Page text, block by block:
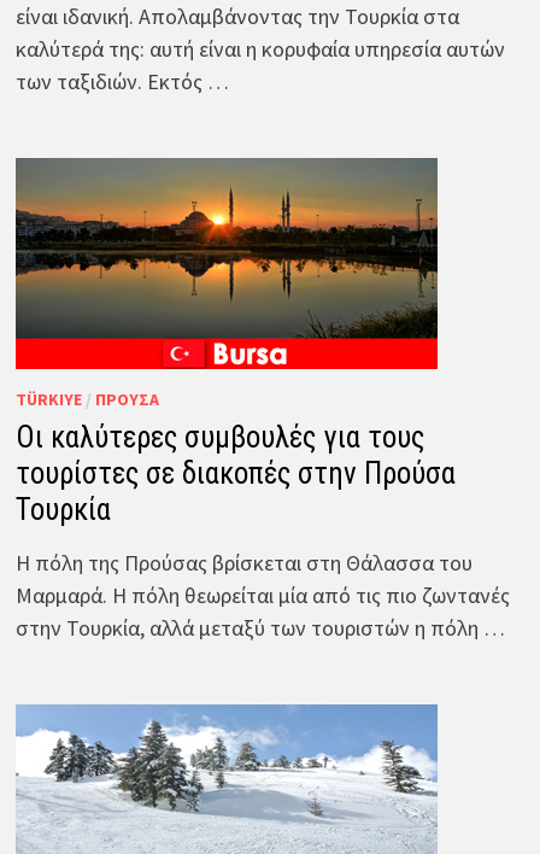
είναι ιδανική. Απολαμβάνοντας την Τουρκία στα
καλύτερά της: αυτή είναι η κορυφαία υπηρεσία αυτών
των ταξιδιών. Εκτός …
TÜRKIYE/ ΠΡΟΎΣΑ
Οι καλύτερες συμβουλές για τους
τουρίστες σε διακοπές στην Προύσα
Τουρκία
Η πόλη της Προύσας βρίσκεται στη Θάλασσα του
Μαρμαρά. Η πόλη θεωρείται μία από τις πιο ζωντανές
στην Τουρκία, αλλά μεταξύ των τουριστών η πόλη …